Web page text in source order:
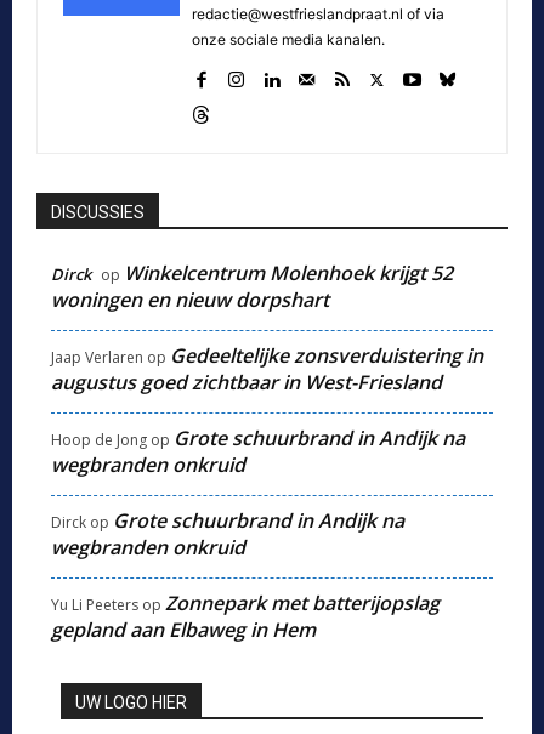
redactie@westfrieslandpraat.nl of via
onze sociale media kanalen.
DISCUSSIES
Dirck op Winkelcentrum Molenhoek krijgt 52
woningen en nieuw dorpshart
Jaap Verlaren op Gedeeltelijke zonsverduistering in
augustus goed zichtbaar in West-Friesland
Hoop de Jong op Grote schuurbrand in Andijk na
wegbranden onkruid
Dirck op Grote schuurbrand in Andijk na
wegbranden onkruid
Yu Li Peeters op Zonnepark met batterijopslag
gepland aan Elbaweg in Hem
UW LOGO HIER